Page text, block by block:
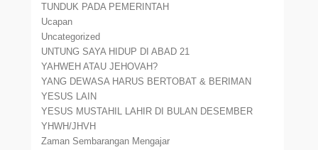
TUNDUK PADA PEMERINTAH
Ucapan
Uncategorized
UNTUNG SAYA HIDUP DI ABAD 21
YAHWEH ATAU JEHOVAH?
YANG DEWASA HARUS BERTOBAT & BERIMAN
YESUS LAIN
YESUS MUSTAHIL LAHIR DI BULAN DESEMBER
YHWH/JHVH
Zaman Sembarangan Mengajar